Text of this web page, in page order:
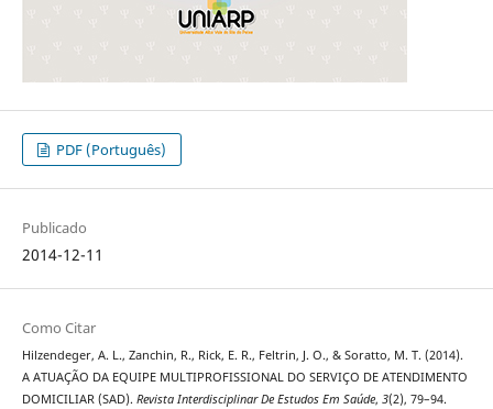
PDF (Português)
Publicado
2014-12-11
Como Citar
Hilzendeger, A. L., Zanchin, R., Rick, E. R., Feltrin, J. O., & Soratto, M. T. (2014).
A ATUAÇÃO DA EQUIPE MULTIPROFISSIONAL DO SERVIÇO DE ATENDIMENTO
DOMICILIAR (SAD). Revista Interdisciplinar De Estudos Em Saúde, 3(2), 79–94.